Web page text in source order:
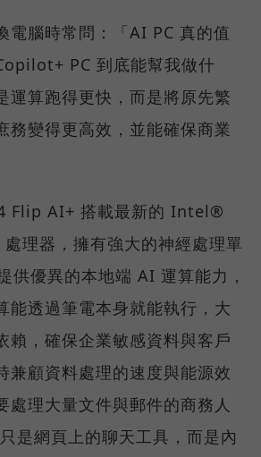
電腦時常問：「AI PC 真的值
PC 到底能幫我做什
運算跑得更快，而是將原先繁
務變得更高效，並能確保商業
Flip AI+ 搭載最新的 Intel®
理器，擁有強大的神經處理單
供優異的本地端 AI 運算能力，
能透過筆電本身就能執行，大
賴，確保企業敏感資料與客戶
兼顧資料處理的速度與能源效
處理大量文件與郵件的商務人
是網頁上的聊天工具，而是內